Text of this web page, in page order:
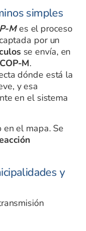
simples
Mes el proceso
por un
se envía, en
M.
dónde está la
y esa
en el sistema
el mapa. Se
y